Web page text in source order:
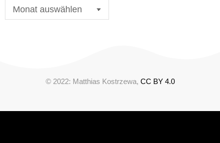
© 2022: Matthias Kostrzewa, CC BY 4.0